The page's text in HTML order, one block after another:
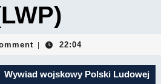
22:04
Wywiad wojskowy Polski Ludowej